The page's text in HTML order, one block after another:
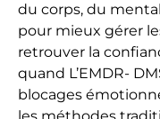
du corps, du
pour mieux gérer
retrouver la
quand L’EMDR-
blocages